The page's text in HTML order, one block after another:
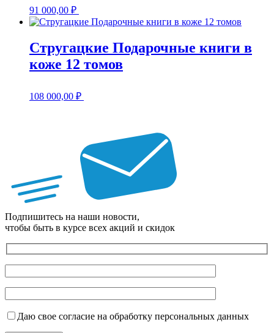
91 000,00 ₽
Стругацкие Подарочные книги в
коже 12 томов
108 000,00 ₽
Подпишитесь на наши новости,
чтобы быть в курсе всех акций и скидок
Даю свое согласие на обработку персональных данных